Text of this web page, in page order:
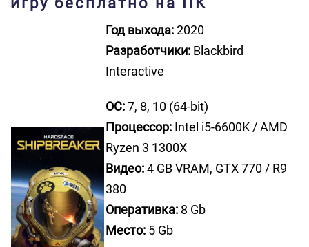
Год выхода:2020
Разработчики: Blackbird
Interactive
ОС:7, 8, 10 (64-bit)
Процессор: Intel i5-6600K / AMD
Ryzen 3 1300X
Видео:4 GB VRAM, GTX 770 / R9
380
Оперативка: 8 Gb
Место: 5 Gb